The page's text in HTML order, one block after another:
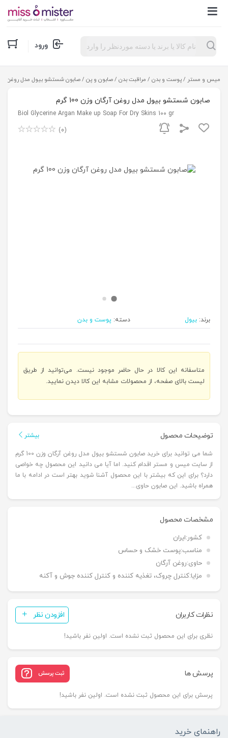
Products
search ورود
میس و مستر /پوست و بدن / مراقبت بدن /صابون و پن / صابون شستشو بیول مدل روغن آرگان
صابون شستشو بیول مدل روغن آرگان وزن 100 گرم
Biol Glycerine Argan Make up Soap For Dry Skins 100 gr
(0)
برند: بیول دسته: پوست و بدن
متاسفانه این کالا در حال حاضر موجود نیست. می‌توانید از طریق
لیست بالای صفحه، از محصولات مشابه این کالا دیدن نمایید.
توضیحات محصول بیشتر
شما می ‌توانید برای خرید صابون شستشو بیول مدل روغن آرگان وزن 100 گرم
از سایت میس و مستر اقدام کنید. اما آیا می دانید این محصول چه خواصی
دارد؟ برای این که بیشتر با این محصول آشنا شوید بهتر است در ادامه با ما
همراه باشید. این صابون حاوی...
مشخصات محصول
کشور:ایران
مناسب:پوست خشک و حساس
حاوی:روغن آرگان
مزایا:کنترل چروک، تغذیه کننده و کنترل کننده جوش و آکنه
نظرات کاربران افزودن نظر
نظری برای این محصول ثبت نشده است. اولین نفر باشید!
پرسش ها ثبت پرسش
پرسش برای این محصول ثبت نشده است. اولین نفر باشید!
راهنمای خرید